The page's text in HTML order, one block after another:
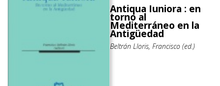
Antiqua Iuniora : en
torno al
Mediterráneo en la
Antigüedad
Beltrán Lloris, Francisco (ed.)